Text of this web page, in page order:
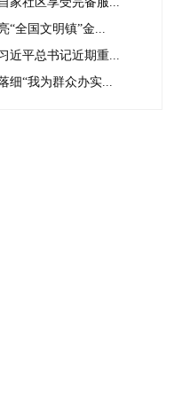
“全国文明镇”金...
近平总书记近期重...
细“我为群众办实...